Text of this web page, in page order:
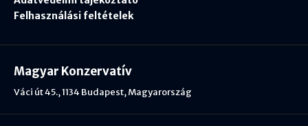
Felhasználási feltételek
Magyar Konzervatív
Váci út 45., 1134 Budapest, Magyarország